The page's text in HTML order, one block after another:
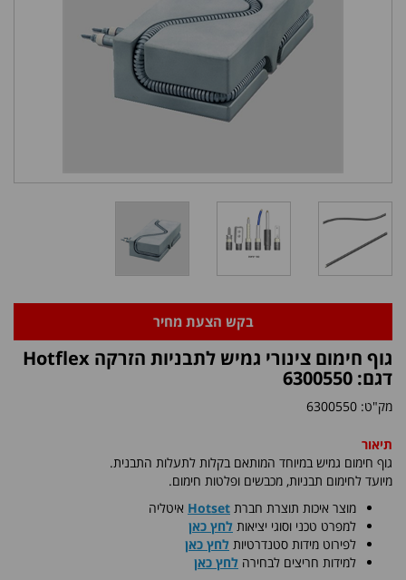
בקש הצעת מחיר
גוף חימום צינורי גמיש לתבניות הזרקה Hotflex
דגם: 6300550
מק"ט: 6300550
תיאור
גוף חימום גמיש במיוחד המותאם בקלות לתעלות התבנית.
מיועד לחימום תבניות, מכבשים ופלטות חימום.
​מוצר איכות תוצרת חברת Hotset איטליה
למפרט טכני וסוגי יציאות לחץ כאן
לפירוט מידות סטנדרטיות לחץ כאן
למידות חריצים לבחירה לחץ כאן